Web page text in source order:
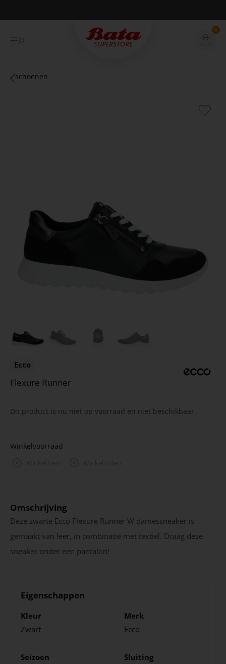
Betaal achteraf met Klarna 0
schoenen
Ecco
Flexure Runner
Dit product is nu niet op voorraad en niet beschikbaar.
Winkelvoorraad
Omschrijving
Deze zwarte Ecco Flexure Runner W damessneaker is
gemaakt van leer, in combinatie met textiel. Draag deze
sneaker onder een pantalon!
Eigenschappen
Kleur
Zwart
Merk
Ecco
Seizoen
Sluiting